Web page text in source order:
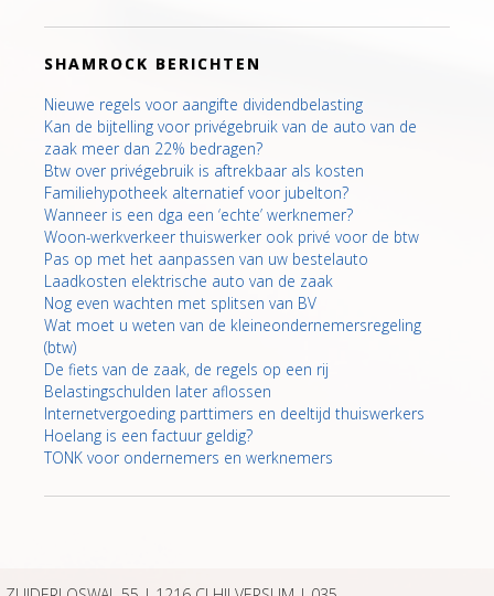
SHAMROCK BERICHTEN
Nieuwe regels voor aangifte dividendbelasting
Kan de bijtelling voor privégebruik van de auto van de
zaak meer dan 22% bedragen?
Btw over privégebruik is aftrekbaar als kosten
Familiehypotheek alternatief voor jubelton?
Wanneer is een dga een ‘echte’ werknemer?
Woon-werkverkeer thuiswerker ook privé voor de btw
Pas op met het aanpassen van uw bestelauto
Laadkosten elektrische auto van de zaak
Nog even wachten met splitsen van BV
Wat moet u weten van de kleineondernemersregeling
(btw)
De fiets van de zaak, de regels op een rij
Belastingschulden later aflossen
Internetvergoeding parttimers en deeltijd thuiswerkers
Hoelang is een factuur geldig?
TONK voor ondernemers en werknemers